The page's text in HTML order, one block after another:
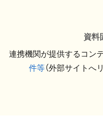
資料
連携機関が提供するコン
件等（外部サイトへ